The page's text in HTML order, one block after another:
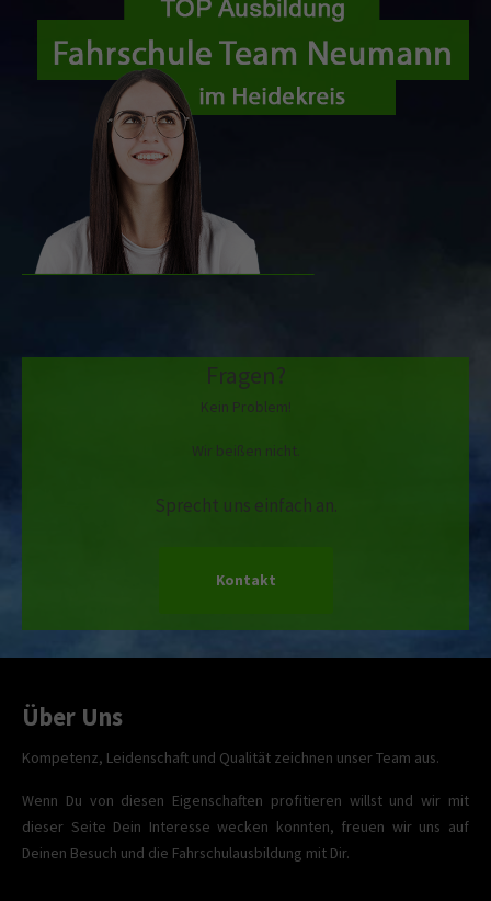
Fragen?
Kein Problem!
Wir beißen nicht.
Sprecht uns einfach an.
Kontakt
Über Uns
Kompetenz, Leidenschaft und Qualität zeichnen unser Team aus.
Wenn Du von diesen Eigenschaften profitieren willst und wir mit
dieser Seite Dein Interesse wecken konnten, freuen wir uns auf
Deinen Besuch und die Fahrschulausbildung mit Dir.